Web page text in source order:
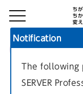
Notification
The following
SERVER